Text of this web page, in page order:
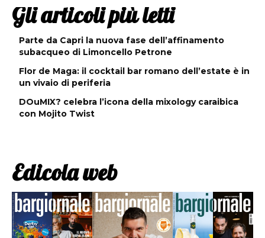
Gli articoli più letti
Parte da Capri la nuova fase dell’affinamento
subacqueo di Limoncello Petrone
Flor de Maga: il cocktail bar romano dell’estate è in
un vivaio di periferia
DOuMIX? celebra l’icona della mixology caraibica
con Mojito Twist
Edicola web